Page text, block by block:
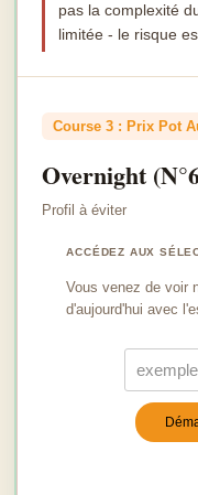
pas la complexité
limitée - le risque
Course 3 : Prix Pot
Overnight
Profil à éviter
ACCÉDEZ AUX
Vous venez de voir
d'aujourd'hui avec